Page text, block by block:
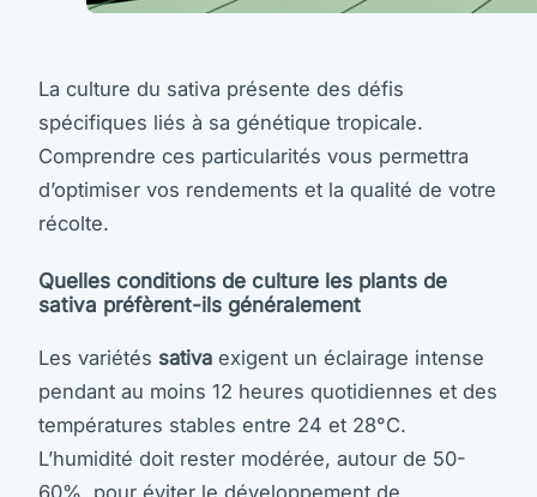
La culture du sativa présente des défis
spécifiques liés à sa génétique tropicale.
Comprendre ces particularités vous permettra
d’optimiser vos rendements et la qualité de votre
récolte.
Quelles conditions de culture les plants de
sativa préfèrent-ils généralement
Les variétés sativa exigent un éclairage intense
pendant au moins 12 heures quotidiennes et des
températures stables entre 24 et 28°C.
L’humidité doit rester modérée, autour de 50-